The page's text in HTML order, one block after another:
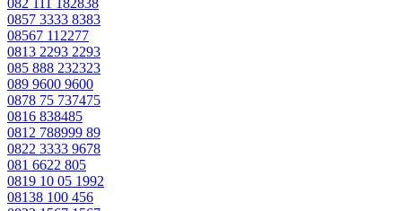
0857 3333 8383
08567 112277
0813 2293 2293
085 888 232323
089 9600 9600
0878 75 737475
0816 838485
0812 788999 89
0822 3333 9678
081 6622 805
0819 10 05 1992
08138 100 456